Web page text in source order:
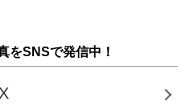
をSNSで発信中！